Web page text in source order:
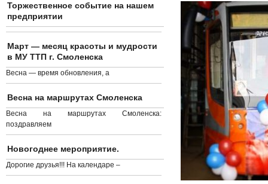
Торжественное событие на нашем
предприятии
Март — месяц красоты и мудрости
в МУ ТТП г. Смоленска
Весна — время обновления, а
Весна на маршрутах Смоленска
Весна на маршрутах Смоленска:
поздравляем
Новогоднее мероприятие.
Дорогие друзья!!! На календаре –